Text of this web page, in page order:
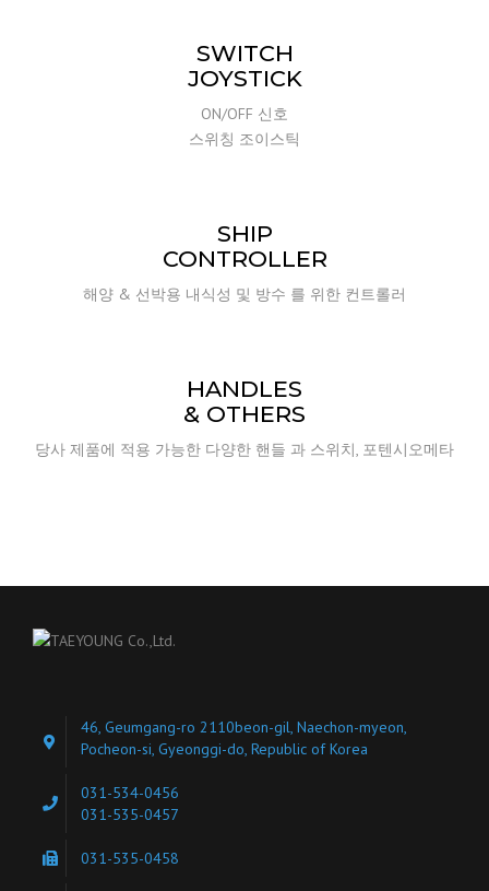
SWITCH
JOYSTICK
ON/OFF 신호
스위칭 조이스틱
SHIP
CONTROLLER
해양 & 선박용 내식성 및 방수 를 위한 컨트롤러
HANDLES
& OTHERS
당사 제품에 적용 가능한 다양한 핸들 과 스위치, 포텐시오메타
46, Geumgang-ro 2110beon-gil, Naechon-myeon,
Pocheon-si, Gyeonggi-do, Republic of Korea
031-534-0456
031-535-0457
031-535-0458